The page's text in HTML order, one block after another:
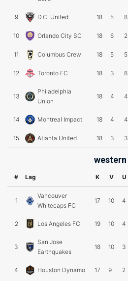
9 D.C. United 18 5 8
10 Orlando City SC 18 6 2
11 Columbus Crew 18 5 5
12 Toronto FC 18 3 8
13
Philadelphia
Union
18 4 4
14 Montreal Impact 18 4 4
15 Atlanta United 18 3 3
western
# Lag K V U
1
Vancouver
Whitecaps FC
17 10 4
2 Los Angeles FC 19 10 4
3
San Jose
Earthquakes
18 10 3
4 Houston Dynamo 17 9 2